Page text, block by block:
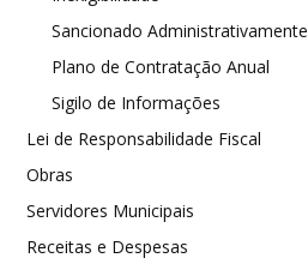
Sancionado Administrativamente
Plano de Contratação Anual
Sigilo de Informações
Lei de Responsabilidade Fiscal
Obras
Servidores Municipais
Receitas e Despesas